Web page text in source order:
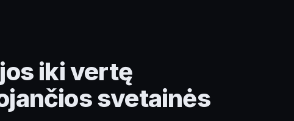
iki vertę
svetainės